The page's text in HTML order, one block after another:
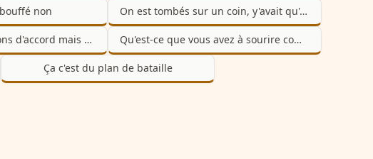
non On est tombés sur un coin, y'avait qu'à se baisser
Pour les champignons d'accord mais pour les œufs Qu'est-ce que vous avez à sourire comme des glands
Ça c'est du plan de bataille